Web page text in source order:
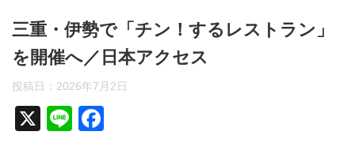
三重・伊勢で「チン！するレストラン」
を開催へ／日本アクセス
投稿日： 2026年7月2日
X
Li